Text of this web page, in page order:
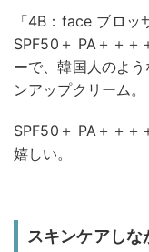
「4B：face ブロッ
SPF50＋ PA＋＋＋
ーで、韓国人のよ
ンアップクリーム。
SPF50＋ PA＋＋＋
嬉しい。
スキンケアし